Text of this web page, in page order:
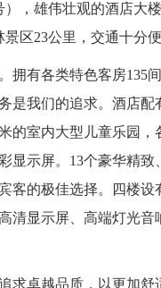
），雄伟壮观的酒店大
景区23公里，交通十分便
拥有各类特色客房135
我们的追求。酒店配
室内大型儿童乐园
显示屏。 13个豪华精致
的极佳选择。四楼
清显示屏、高端灯光
卓越品质，以更加